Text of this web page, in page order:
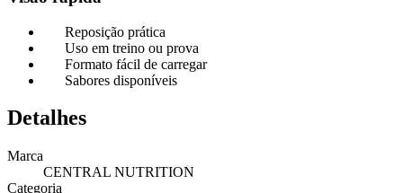
Reposição prática
Uso em treino ou prova
Formato fácil de carregar
Sabores disponíveis
Detalhes
Marca
CENTRAL NUTRITION
Categoria